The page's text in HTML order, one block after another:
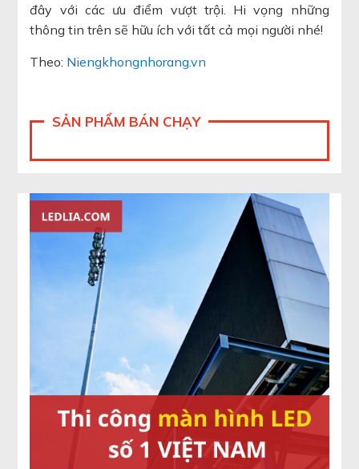
đây với các ưu điểm vượt trội. Hi vọng những
thông tin trên sẽ hữu ích với tất cả mọi người nhé!
Theo: Niengkhongnhorang.vn
SẢN PHẨM BÁN CHẠY